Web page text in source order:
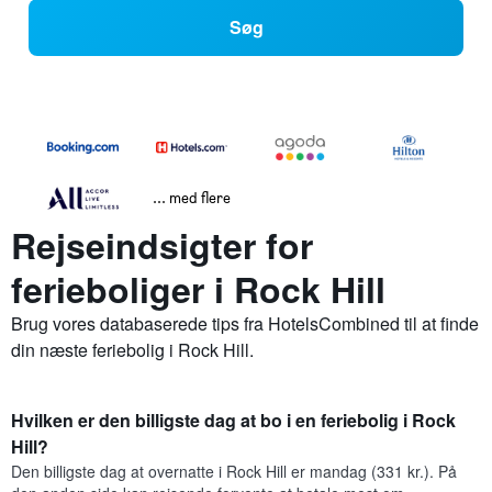
Søg
... med flere
Rejseindsigter for
ferieboliger i Rock Hill
Brug vores databaserede tips fra HotelsCombined til at finde
din næste feriebolig i Rock Hill.
Hvilken er den billigste dag at bo i en feriebolig i Rock
Hill?
Den billigste dag at overnatte i Rock Hill er mandag (331 kr.). På